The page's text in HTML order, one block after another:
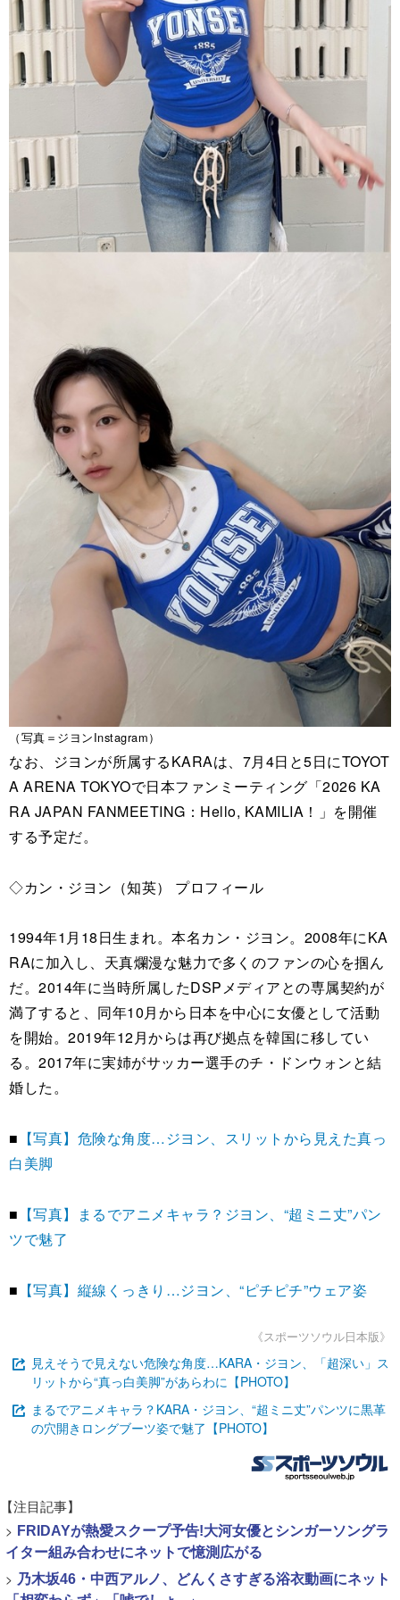
（写真＝ジヨンInstagram）
なお、ジヨンが所属するKARAは、7月4日と5日にTOYOT
A ARENA TOKYOで日本ファンミーティング「2026 KA
RA JAPAN FANMEETING：Hello, KAMILIA！」を開催
する予定だ。
◇カン・ジヨン（知英） プロフィール
1994年1月18日生まれ。本名カン・ジヨン。2008年にKA
RAに加入し、天真爛漫な魅力で多くのファンの心を掴ん
だ。2014年に当時所属したDSPメディアとの専属契約が
満了すると、同年10月から日本を中心に女優として活動
を開始。2019年12月からは再び拠点を韓国に移してい
る。2017年に実姉がサッカー選手のチ・ドンウォンと結
婚した。
■ 【写真】危険な角度…ジヨン、スリットから見えた真っ
白美脚
■ 【写真】まるでアニメキャラ？ジヨン、“超ミニ丈”パン
ツで魅了
■ 【写真】縦線くっきり…ジヨン、“ピチピチ”ウェア姿
《スポーツソウル日本版》
見えそうで見えない危険な角度…KARA・ジヨン、「超深い」ス
リットから“真っ白美脚”があらわに【PHOTO】
まるでアニメキャラ？KARA・ジヨン、“超ミニ丈”パンツに黒革
の穴開きロングブーツ姿で魅了【PHOTO】
【注目記事】
> FRIDAYが熱愛スクープ予告!大河女優とシンガーソングラ
イター組み合わせにネットで憶測広がる
> 乃木坂46・中西アルノ、どんくさすぎる浴衣動画にネット